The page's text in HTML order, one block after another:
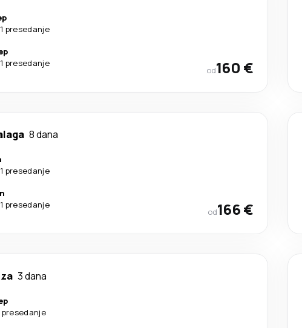
1 presedanje
1 presedanje
od160 €
8 dana
1 presedanje
1 presedanje
od166 €
3 dana
presedanje